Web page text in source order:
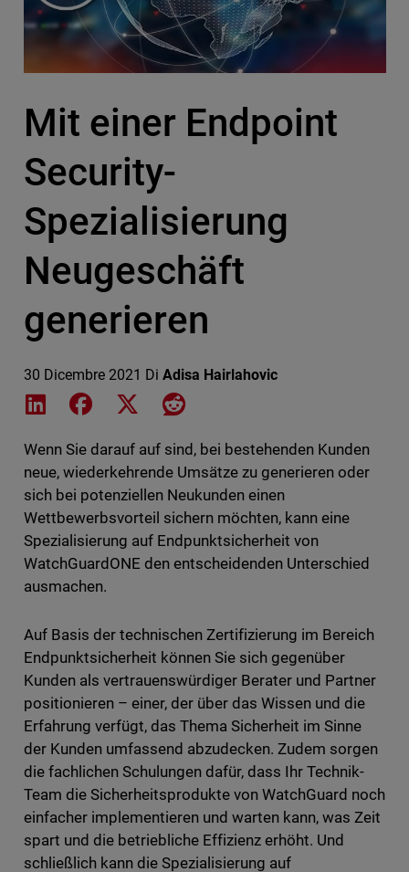
Mit einer Endpoint
Security-
Spezialisierung
Neugeschäft
generieren
30 Dicembre 2021 Di Adisa Hairlahovic
Share on LinkedIn
Share on Facebook
Share on XShare on Reddit
Wenn Sie darauf auf sind, bei bestehenden Kunden
neue, wiederkehrende Umsätze zu generieren oder
sich bei potenziellen Neukunden einen
Wettbewerbsvorteil sichern möchten, kann eine
Spezialisierung auf Endpunktsicherheit von
WatchGuardONE den entscheidenden Unterschied
ausmachen.
Auf Basis der technischen Zertifizierung im Bereich
Endpunktsicherheit können Sie sich gegenüber
Kunden als vertrauenswürdiger Berater und Partner
positionieren – einer, der über das Wissen und die
Erfahrung verfügt, das Thema Sicherheit im Sinne
der Kunden umfassend abzudecken. Zudem sorgen
die fachlichen Schulungen dafür, dass Ihr Technik-
Team die Sicherheitsprodukte von WatchGuard noch
einfacher implementieren und warten kann, was Zeit
spart und die betriebliche Effizienz erhöht. Und
schließlich kann die Spezialisierung auf